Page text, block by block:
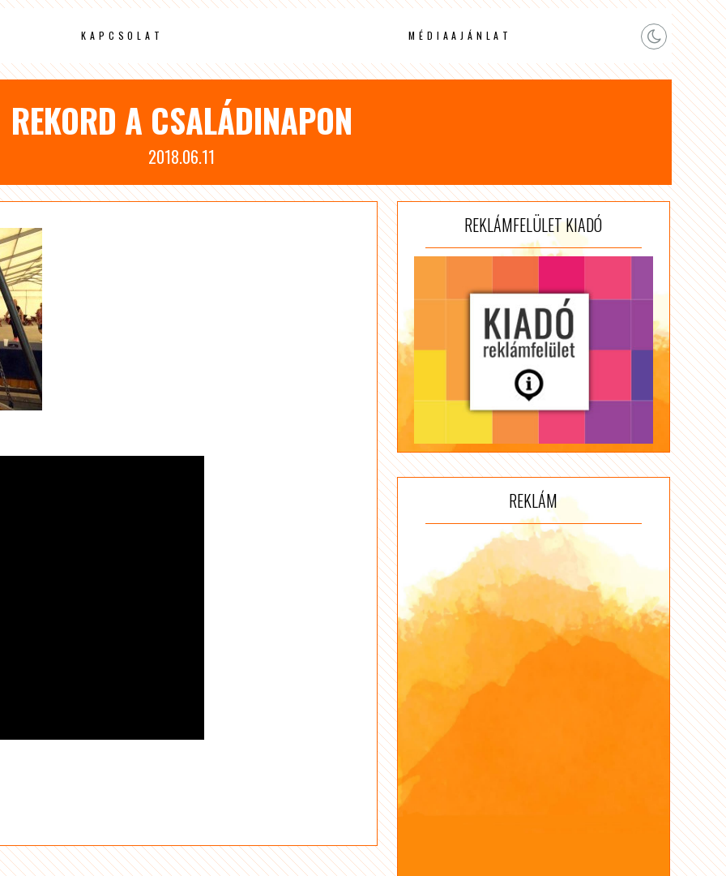
KAPCSOLAT MÉDIAAJÁNLAT
REKORD A CSALÁDINAPON
2018.06.11
REKLÁMFELÜLET KIADÓ
REKLÁM